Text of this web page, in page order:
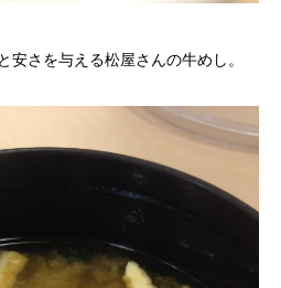
安さを与える松屋さんの牛めし。